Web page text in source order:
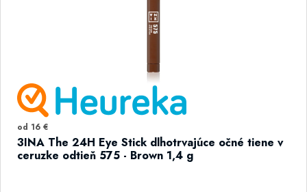
od 16 €
3INA The 24H Eye Stick dlhotrvajúce očné tiene v
ceruzke odtieň 575 - Brown 1,4 g